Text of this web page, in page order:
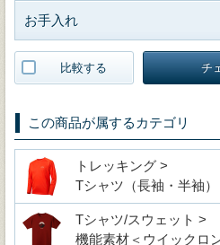
お手入れ
比較する チ
この商品が属するカテゴリ
トレッキング >
Tシャツ（長袖・半袖）
Tシャツ/スウェット >
機能素材＜ウイックロ